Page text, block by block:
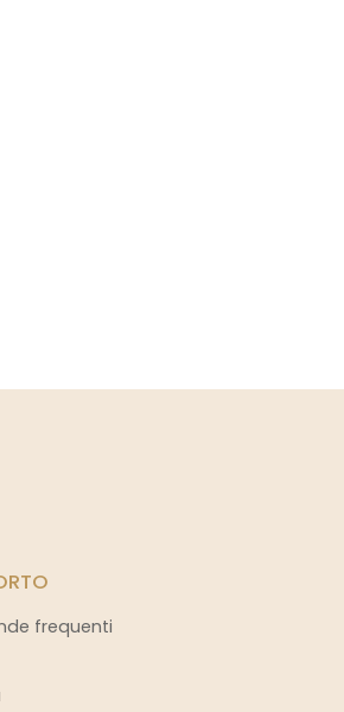
frequenti